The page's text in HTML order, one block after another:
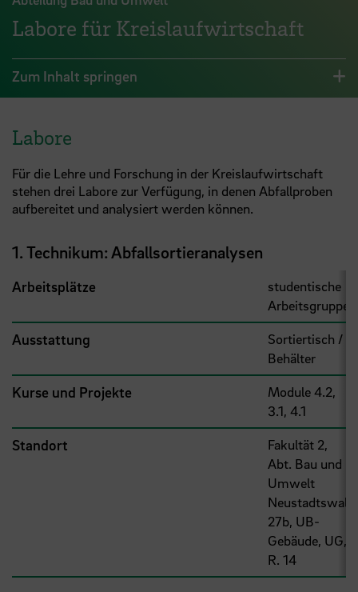
Labore für Kreislaufwirtschaft
Zum Inhalt springen
Labore
Für die Lehre und Forschung in der Kreislaufwirtschaft
stehen drei Labore zur Verfügung, in denen Abfallproben
aufbereitet und analysiert werden können.
1. Technikum: Abfallsortieranalysen
Arbeitsplätze
studentische
Arbeitsgruppe
Ausstattung
Sortiertisch /
Behälter
Kurse und Projekte
Module 4.2,
3.1, 4.1
Standort
Fakultät 2,
Abt. Bau und
Umwelt
Neustadtswall
27b, UB-
Gebäude, UG,
R. 14